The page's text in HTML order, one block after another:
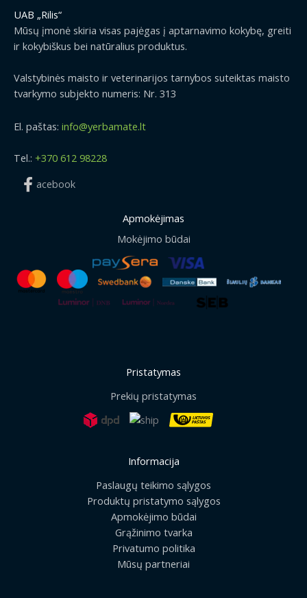
h
r
u
g
1
UAB „Rilis“
Mūsų įmonė skiria visas pajėgas į aptarnavimo kokybę, greiti
ir kokybiškus bei natūralius produktus.
Valstybinės maisto ir veterinarijos tarnybos suteiktas maisto
tvarkymo subjekto numeris: Nr. 313
El. paštas: info@yerbamate.lt
Tel.: +370 612 98228
acebook
Apmokėjimas
Mokėjimo būdai
Pristatymas
Prekių pristatymas
Informacija
Paslaugų teikimo sąlygos
Produktų pristatymo sąlygos
Apmokėjimo būdai
Grąžinimo tvarka
Privatumo politika
Mūsų partneriai